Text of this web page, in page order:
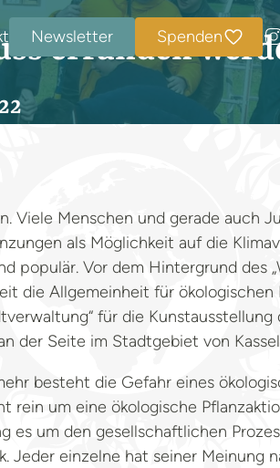
Newsletter Spenden
erfunden
Viele Menschen und gerade auch
als Möglichkeit auf die
Vor dem Hintergrund des
die Allgemeinheit für ökologischen
für die Kunstausstellung
der Seite im Stadtgebiet von
besteht die Gefahr eines
um eine ökologische
um den gesellschaftlichen
Jeder einzelne hat seiner Meinung